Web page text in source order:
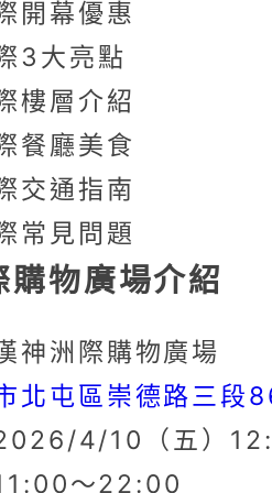
開幕優惠
3大亮點
樓層介紹
餐廳美食
交通指南
常見問題
購物廣場介紹
神洲際購物廣場
北屯區崇德路三段
4/10（五）
～22:00